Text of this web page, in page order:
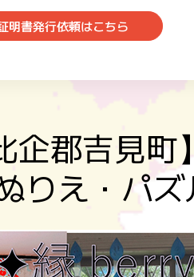
明書発行依頼はこちら
企郡吉見
りえ・パ